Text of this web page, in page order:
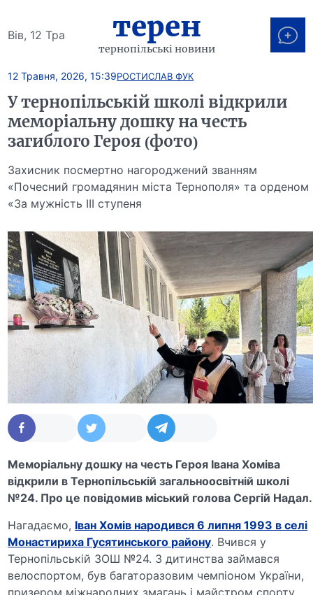
Вів, 12 Тра терен
тернопільські новини
12 Травня, 2026, 15:39РОСТИСЛАВ ФУК
У тернопільській школі відкрили
меморіальну дошку на честь
загиблого Героя (фото)
Захисник посмертно нагороджений званням
«Почесний громадянин міста Тернополя» та орденом
«За мужність ІІІ ступеня
Меморіальну дошку на честь Героя Івана Хоміва
відкрили в Тернопільській загальноосвітній школі
№24. Про це повідомив міський голова Сергій Надал.
Нагадаємо, Іван Хомів народився 6 липня 1993 в селі
Монастириха Гусятинського району. Вчився у
Тернопільській ЗОШ №24. З дитинства займався
велоспортом, був багаторазовим чемпіоном України,
призером міжнародних змагань і майстром спорту